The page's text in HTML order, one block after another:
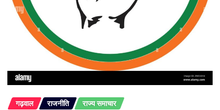
गढ़वाल राजनीति राज्य समाचार